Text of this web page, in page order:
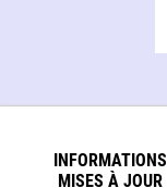
INFORMATIONS
MISES À JOUR